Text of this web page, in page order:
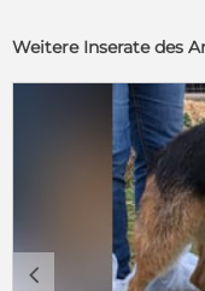
Weitere Inserate des
c